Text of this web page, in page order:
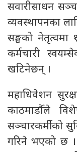
सवारीसाधन
व्यवस्थापनका
सङ्घको
कर्मचारी
खटिनेछन् ।
महाधिवेशन
काठमाडौँले
सञ्चारकर्मीको
गरिने भएको छ ।